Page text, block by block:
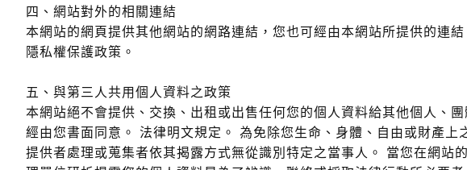
四、網站對外的相關連結
本網站的網頁提供其他網站的網路連結，您也可經由本網站所提供的連
隱私權保護政策。
五、與第三人共用個人資料之政策
本網站絕不會提供、交換、出租或出售任何您的個人資料給其他個人、
經由您書面同意。 法律明文規定。 為免除您生命、身體、自由或財產
提供者處理或蒐集者依其揭露方式無從識別特定之當事人。 當您在網